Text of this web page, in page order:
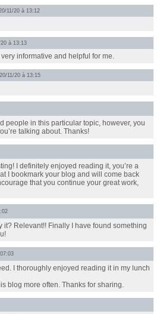
11/20 à 13:12
20 à 13:13
very informative and helpful for me.
11/20 à 13:15
people in this particular topic, however, you
talking about. Thanks!
I definitely enjoyed reading it, you’re a
I bookmark your blog and will come back
that you continue your great work,
Relevant!! Finally I have found something
I thoroughly enjoyed reading it in my lunch
blog more often. Thanks for sharing.